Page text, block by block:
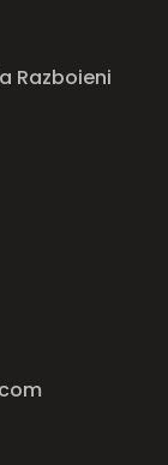
Razboieni